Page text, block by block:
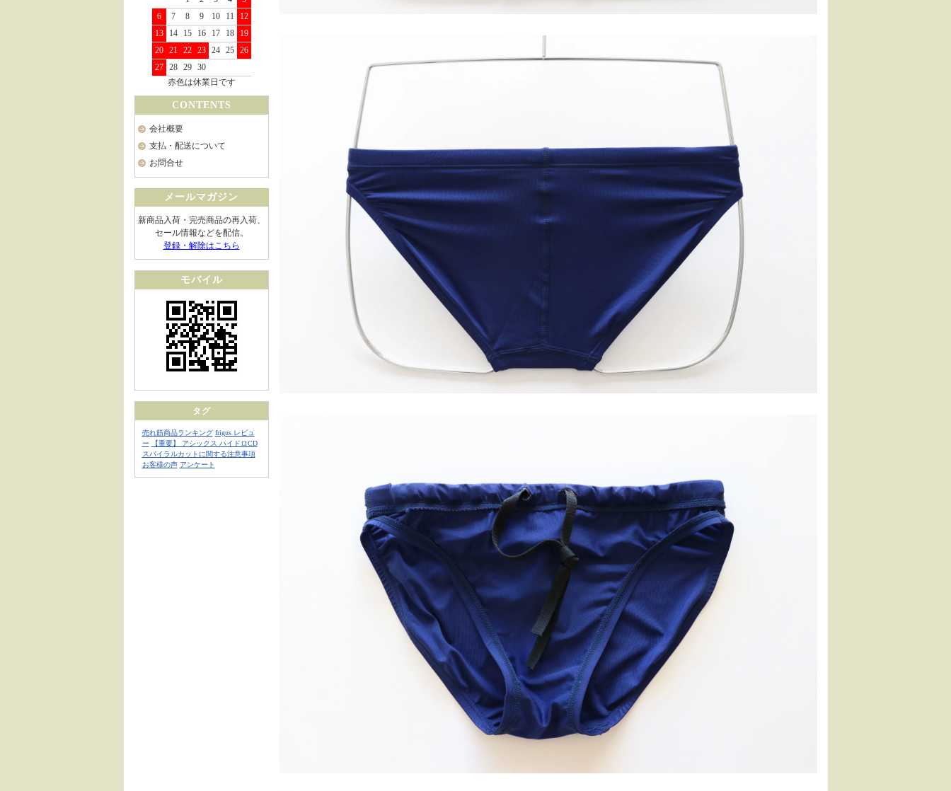
6
7 8 9 10 11
12
13
14 15 16 17 18
19
20
21 22 23 24 25
26
27
28 29
30
赤色は休業日です
CONTENTS
会社概要
支払・配送について
お問合せ
メールマガジン
新商品入荷・完売商品の再入荷、
セール情報などを配信。
登録・解除はこちら
モバイル
タグ
売れ筋商品ランキング frigus レビュ
ー
【重要】 アシックス ハイドロCD
スパイラルカットに関する注意事項
お客様の声 アンケート